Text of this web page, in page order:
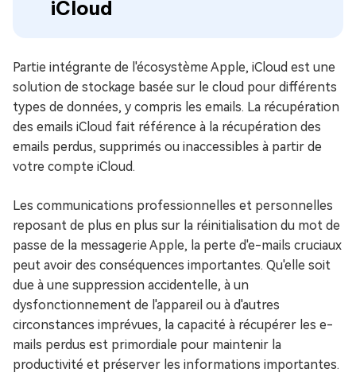
iCloud
Partie intégrante de l'écosystème Apple, iCloud est une
solution de stockage basée sur le cloud pour différents
types de données, y compris les emails. La récupération
des emails iCloud fait référence à la récupération des
emails perdus, supprimés ou inaccessibles à partir de
votre compte iCloud.
Les communications professionnelles et personnelles
reposant de plus en plus sur la réinitialisation du mot de
passe de la messagerie Apple, la perte d'e-mails cruciaux
peut avoir des conséquences importantes. Qu'elle soit
due à une suppression accidentelle, à un
dysfonctionnement de l'appareil ou à d'autres
circonstances imprévues, la capacité à récupérer les e-
mails perdus est primordiale pour maintenir la
productivité et préserver les informations importantes.